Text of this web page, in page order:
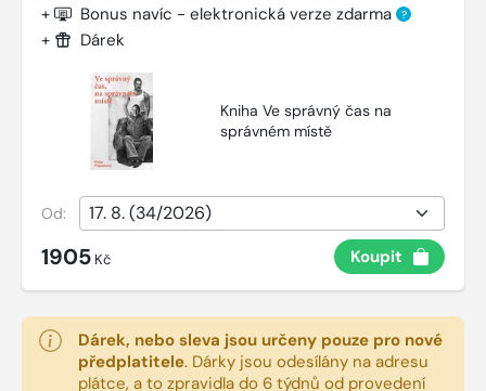
+ Bonus navíc - elektronická verze zdarma ?
+ Dárek
Kniha Ve správný čas na
správném místě
Od:
1905 Kč Koupit
Dárek, nebo sleva jsou určeny pouze pro nové
předplatitele. Dárky jsou odesílány na adresu
plátce, a to zpravidla do 6 týdnů od provedení